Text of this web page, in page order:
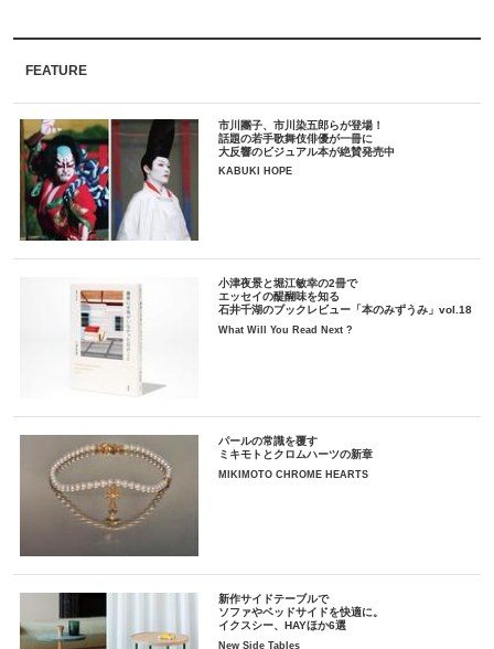
FEATURE
市川團子、市川染五郎らが登場！
話題の若手歌舞伎俳優が一冊に
大反響のビジュアル本が絶賛発売中
KABUKI HOPE
小津夜景と堀江敏幸の2冊で
エッセイの醍醐味を知る
石井千湖のブックレビュー「本のみずうみ」vol.18
What Will You Read Next ?
パールの常識を覆す
ミキモトとクロムハーツの新章
MIKIMOTO CHROME HEARTS
新作サイドテーブルで
ソファやベッドサイドを快適に。
イクスシー、HAYほか6選
New Side Tables